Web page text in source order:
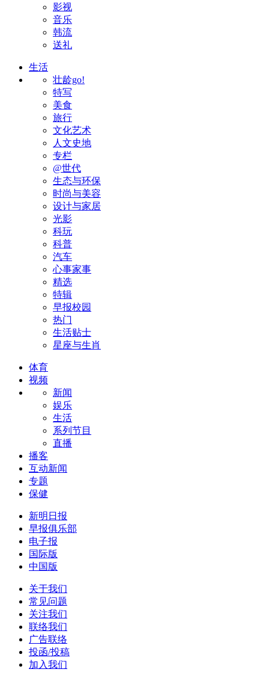
影视
音乐
韩流
送礼
生活
壮龄go!
特写
美食
旅行
文化艺术
人文史地
专栏
@世代
生态与环保
时尚与美容
设计与家居
光影
科玩
科普
汽车
心事家事
精选
特辑
早报校园
热门
生活贴士
星座与生肖
体育
视频
新闻
娱乐
生活
系列节目
直播
播客
互动新闻
专题
保健
新明日报
早报俱乐部
电子报
国际版
中国版
关于我们
常见问题
关注我们
联络我们
广告联络
投函/投稿
加入我们